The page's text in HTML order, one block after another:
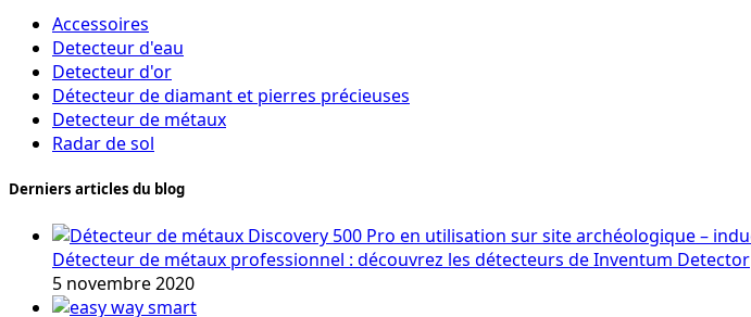
Accessoires
Detecteur d'eau
Detecteur d'or
Détecteur de diamant et pierres précieuses
Detecteur de métaux
Radar de sol
Derniers articles du blog
Détecteur de métaux professionnel : découvrez les détecteurs de Inventum Detector
5 novembre 2020